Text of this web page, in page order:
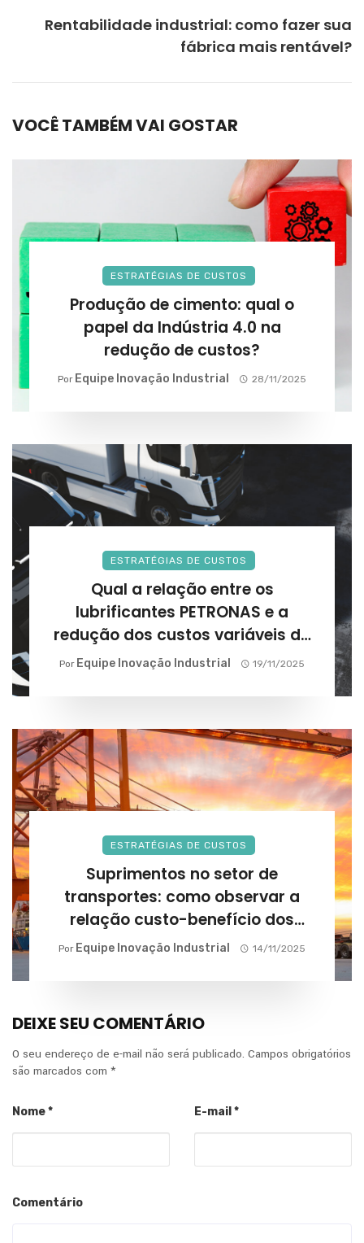
Rentabilidade industrial: como fazer sua
fábrica mais rentável?
VOCÊ TAMBÉM VAI GOSTAR
ESTRATÉGIAS DE CUSTOS
Produção de cimento: qual o
papel da Indústria 4.0 na
redução de custos?
Por Equipe Inovação Industrial 28/11/2025
ESTRATÉGIAS DE CUSTOS
Qual a relação entre os
lubrificantes PETRONAS e a
redução dos custos variáveis da
frota?
Por Equipe Inovação Industrial 19/11/2025
ESTRATÉGIAS DE CUSTOS
Suprimentos no setor de
transportes: como observar a
relação custo-benefício dos
fornecedores?
Por Equipe Inovação Industrial 14/11/2025
DEIXE SEU COMENTÁRIO
O seu endereço de e-mail não será publicado. Campos obrigatórios
são marcados com *
Nome* E-mail *
Comentário